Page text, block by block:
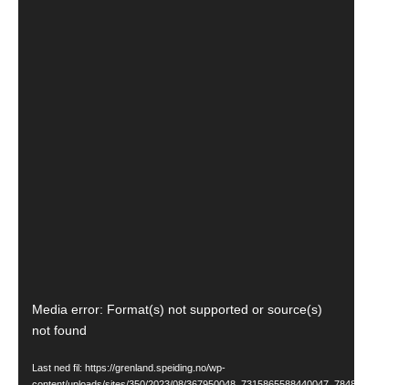
Videoavspiller
Media error: Format(s) not supported or source(s)
not found
Last ned fil: https://grenland.speiding.no/wp-